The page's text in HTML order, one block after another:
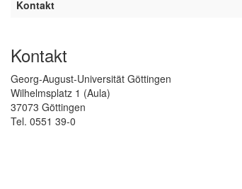
Kontakt
Kontakt
Georg-August-Universität Göttingen
Wilhelmsplatz 1 (Aula)
37073 Göttingen
Tel. 0551 39-0